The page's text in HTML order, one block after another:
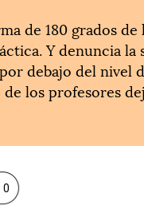
de 180 grados de
Y denuncia la
debajo del nivel
los profesores
0